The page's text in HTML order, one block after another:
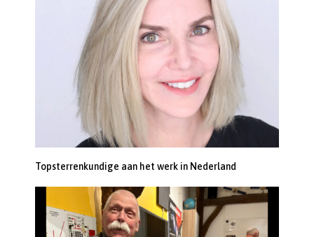
Topsterrenkundige aan het werk in Nederland